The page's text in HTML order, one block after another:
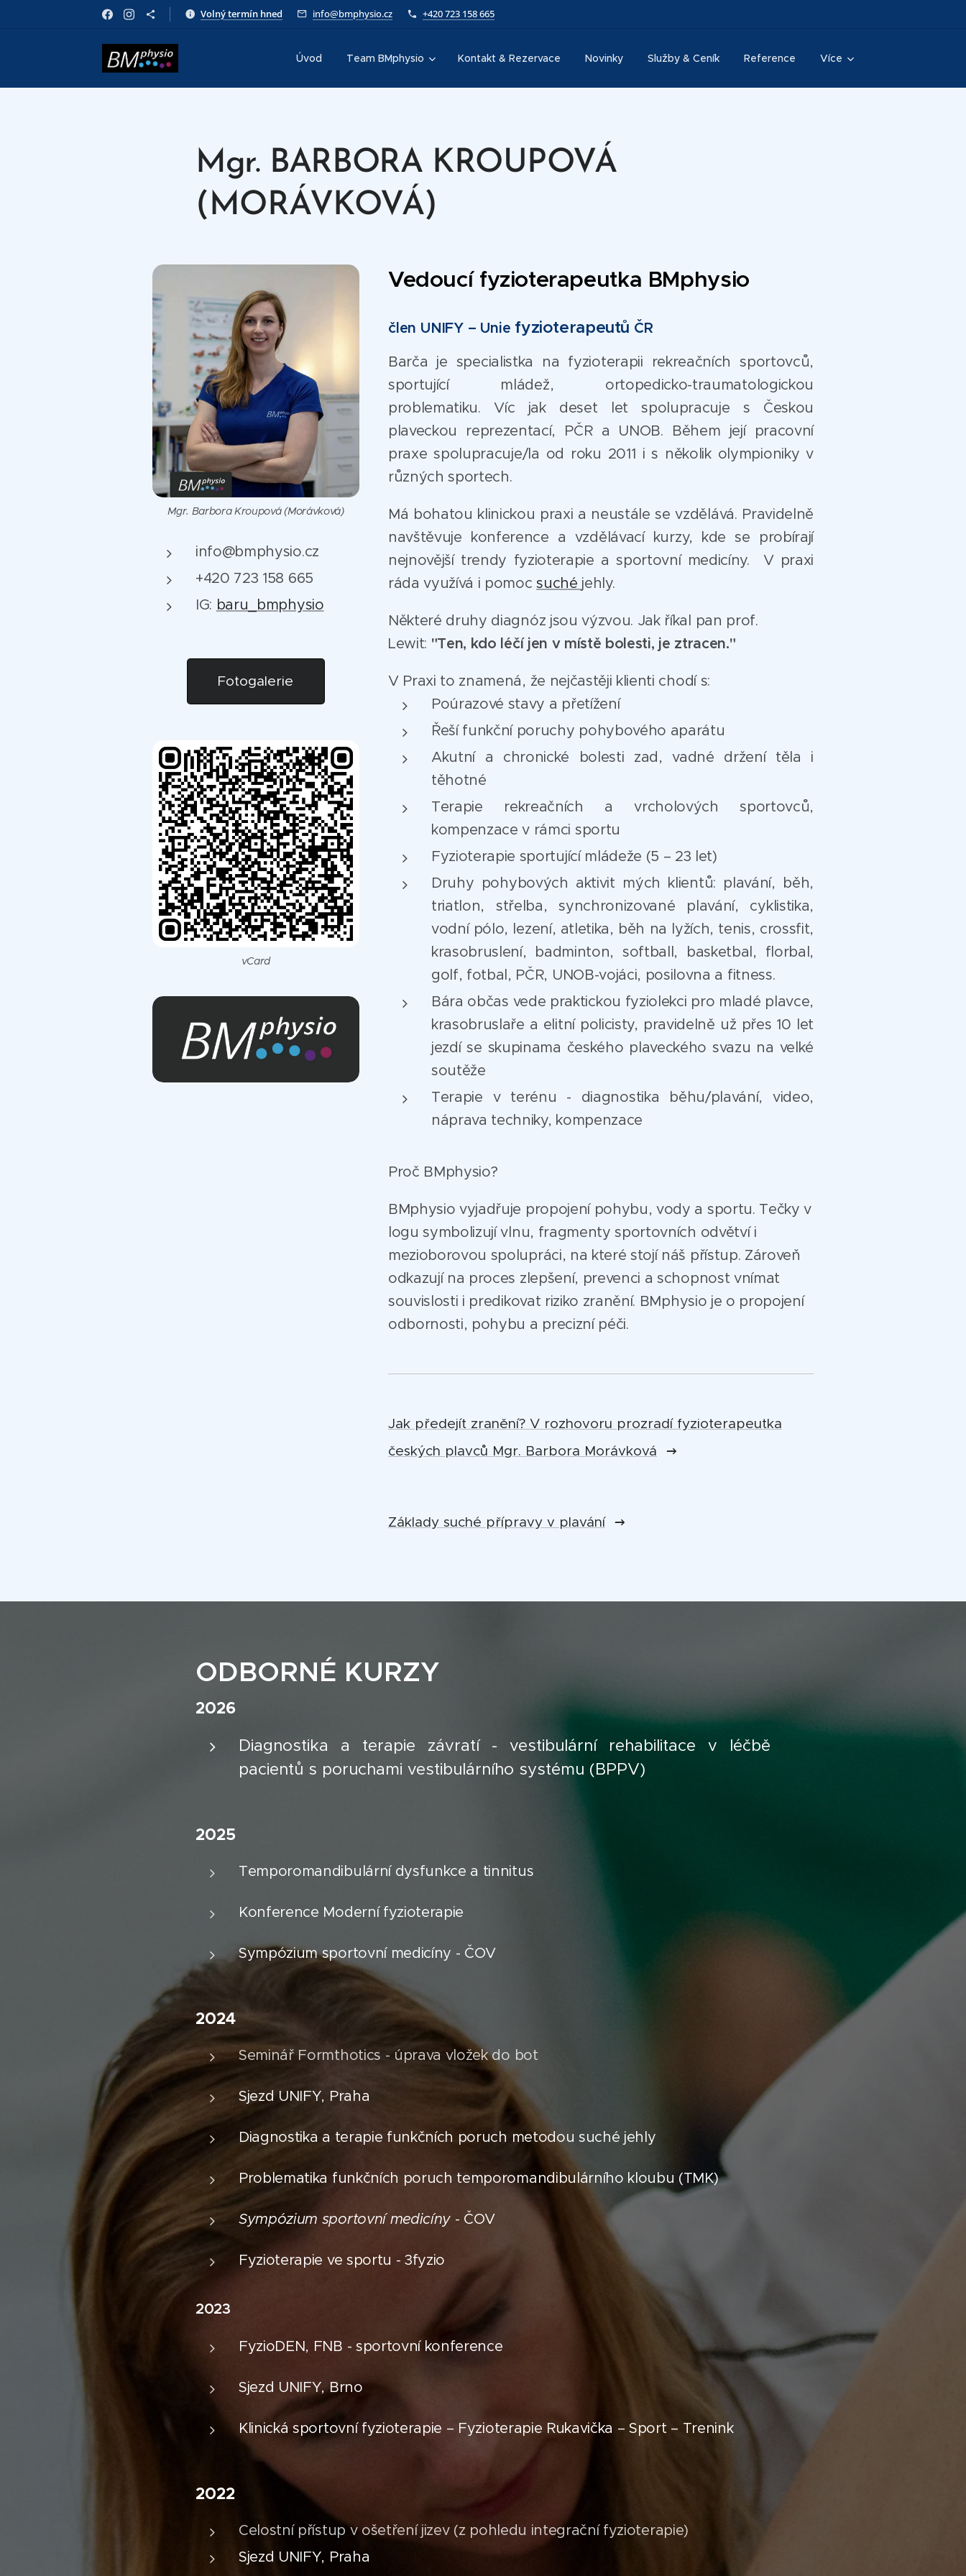
Volný termín hned info@bmphysio.cz +420 723 158 665
Úvod Team BMphysio Kontakt & Rezervace Novinky Služby & Ceník Reference Více
Mgr. BARBORA KROUPOVÁ
(MORÁVKOVÁ)
Mgr. Barbora Kroupová (Morávková)
info@bmphysio.cz
+420 723 158 665
IG: baru_bmphysio
Fotogalerie
vCard
Vedoucí fyzioterapeutka BMphysio
člen UNIFY – Unie fyzioterapeutů ČR
Barča je specialistka na fyzioterapii rekreačních sportovců,
sportující mládež, ortopedicko-traumatologickou
problematiku. Víc jak deset let spolupracuje s Českou
plaveckou reprezentací, PČR a UNOB. Během její pracovní
praxe spolupracuje/la od roku 2011 i s několik olympioniky v
různých sportech.
Má bohatou klinickou praxi a neustále se vzdělává. Pravidelně
navštěvuje konference a vzdělávací kurzy, kde se probírají
nejnovější trendy fyzioterapie a sportovní medicíny. V praxi
ráda využívá i pomocsuché jehly.
Některé druhy diagnóz jsou výzvou. Jak říkal pan prof.
Lewit: "Ten, kdo léčí jen v místě bolesti, je ztracen."
V Praxi to znamená, že nejčastěji klienti chodí s:
Poúrazové stavy a přetížení
Řeší funkční poruchy pohybového aparátu
Akutní a chronické bolesti zad, vadné držení těla i
těhotné
Terapie rekreačních a vrcholových sportovců,
kompenzace v rámci sportu
Fyzioterapie sportující mládeže (5 – 23 let)
Druhy pohybových aktivit mých klientů: plavání, běh,
triatlon, střelba, synchronizované plavání, cyklistika,
vodní pólo, lezení, atletika, běh na lyžích, tenis, crossfit,
krasobruslení, badminton, softball, basketbal, florbal,
golf, fotbal, PČR, UNOB-vojáci, posilovna a fitness.
Bára občas vede praktickou fyziolekci pro mladé plavce,
krasobruslaře a elitní policisty, pravidelně už přes 10 let
jezdí se skupinama českého plaveckého svazu na velké
soutěže
Terapie v terénu - diagnostika běhu/plavání, video,
náprava techniky, kompenzace
Proč BMphysio?
BMphysio vyjadřuje propojení pohybu, vody a sportu. Tečky v
logu symbolizují vlnu, fragmenty sportovních odvětví i
mezioborovou spolupráci, na které stojí náš přístup. Zároveň
odkazují na proces zlepšení, prevenci a schopnost vnímat
souvislosti i predikovat riziko zranění. BMphysio je o propojení
odbornosti, pohybu a precizní péči.
Jak předejít zranění? V rozhovoru prozradí fyzioterapeutka
českých plavců Mgr. Barbora Morávková
Základy suché přípravy v plavání
ODBORNÉ KURZY
2026
Diagnostika a terapie závratí - vestibulární rehabilitace v léčbě
pacientů s poruchami vestibulárního systému (BPPV)
2025
Temporomandibulární dysfunkce a tinnitus
Konference Moderní fyzioterapie
Sympózium sportovní medicíny - ČOV
2024
Seminář Formthotics - úprava vložek do bot
Sjezd UNIFY, Praha
Diagnostika a terapie funkčních poruch metodou suché jehly
Problematika funkčních poruch temporomandibulárního kloubu (TMK)
Sympózium sportovní medicíny - ČOV
Fyzioterapie ve sportu - 3fyzio
2023
FyzioDEN, FNB - sportovní konference
Sjezd UNIFY, Brno
Klinická sportovní fyzioterapie – Fyzioterapie Rukavička – Sport – Trenink
2022
Celostní přístup v ošetření jizev (z pohledu integrační fyzioterapie)
Sjezd UNIFY, Praha